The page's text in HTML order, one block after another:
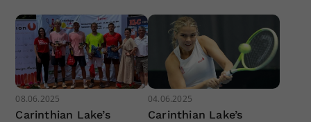
08.06.2025
Carinthian Lake’s
04.06.2025
Carinthian Lake’s